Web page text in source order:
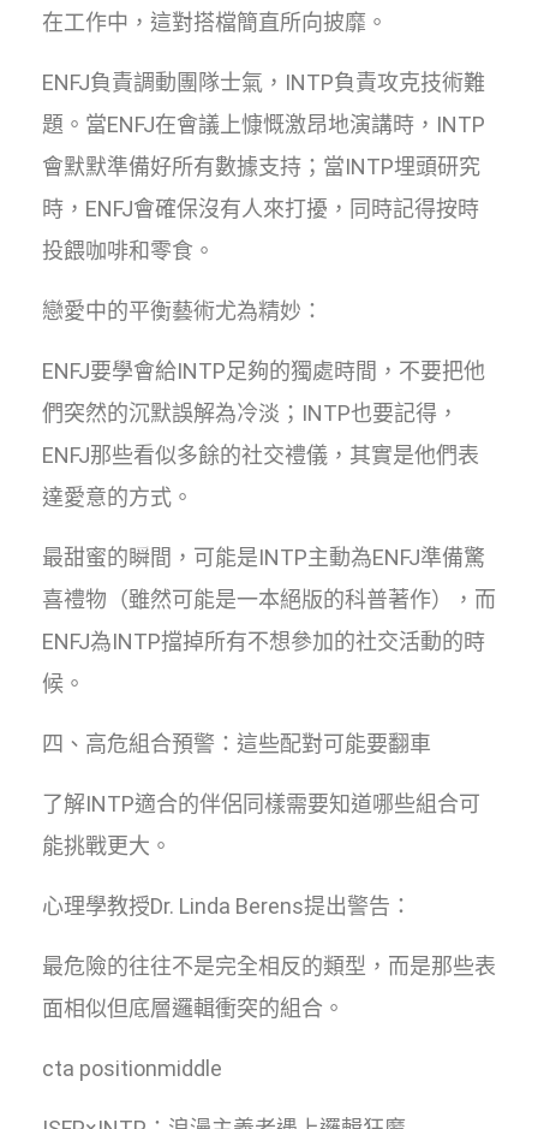
在工作中，這對搭檔簡直所向披靡。
ENFJ負責調動團隊士氣，INTP負責攻克技術難
題。當ENFJ在會議上慷慨激昂地演講時，INTP
會默默準備好所有數據支持；當INTP埋頭研究
時，ENFJ會確保沒有人來打擾，同時記得按時
投餵咖啡和零食。
戀愛中的平衡藝術尤為精妙：
ENFJ要學會給INTP足夠的獨處時間，不要把他
們突然的沉默誤解為冷淡；INTP也要記得，
ENFJ那些看似多餘的社交禮儀，其實是他們表
達愛意的方式。
最甜蜜的瞬間，可能是INTP主動為ENFJ準備驚
喜禮物（雖然可能是一本絕版的科普著作），而
ENFJ為INTP擋掉所有不想參加的社交活動的時
候。
四、高危組合預警：這些配對可能要翻車
了解INTP適合的伴侶同樣需要知道哪些組合可
能挑戰更大。
心理學教授Dr. Linda Berens提出警告：
最危險的往往不是完全相反的類型，而是那些表
面相似但底層邏輯衝突的組合。
cta positionmiddle